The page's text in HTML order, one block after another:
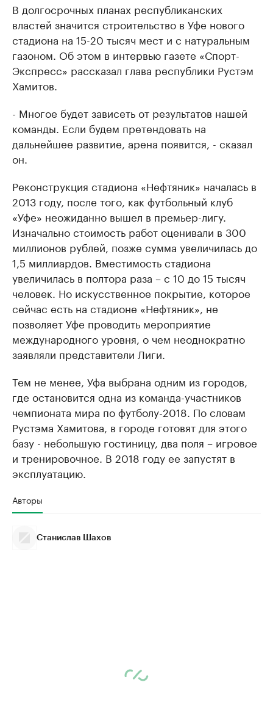
В долгосрочных планах республиканских
властей значится строительство в Уфе нового
стадиона на 15-20 тысяч мест и с натуральным
газоном. Об этом в интервью газете «Спорт-
Экспресс» рассказал глава республики Рустэм
Хамитов.
- Многое будет зависеть от результатов нашей
команды. Если будем претендовать на
дальнейшее развитие, арена появится, - сказал
он.
Реконструкция стадиона «Нефтяник» началась в
2013 году, после того, как футбольный клуб
«Уфе» неожиданно вышел в премьер-лигу.
Изначально стоимость работ оценивали в 300
миллионов рублей, позже сумма увеличилась до
1,5 миллиардов. Вместимость стадиона
увеличилась в полтора раза – с 10 до 15 тысяч
человек. Но искусственное покрытие, которое
сейчас есть на стадионе «Нефтяник», не
позволяет Уфе проводить мероприятие
международного уровня, о чем неоднократно
заявляли представители Лиги.
Тем не менее, Уфа выбрана одним из городов,
где остановится одна из команда-участников
чемпионата мира по футболу-2018. По словам
Рустэма Хамитова, в городе готовят для этого
базу - небольшую гостиницу, два поля – игровое
и тренировочное. В 2018 году ее запустят в
эксплуатацию.
Авторы
Станислав Шахов